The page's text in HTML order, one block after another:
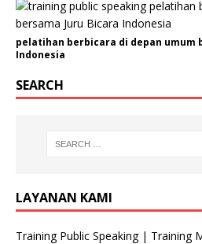
pelatihan berbicara di depan umum
Indonesia
SEARCH
LAYANAN KAMI
Training Public Speaking | Training